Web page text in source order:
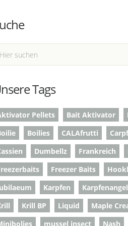
Tags
Pellets Bait Aktivator
Boilies CALAfrutti
Dumbellz Frankreich
Freezer Baits
Karpfen
Krill BP Liquid
Maple
mussel insect
Nash